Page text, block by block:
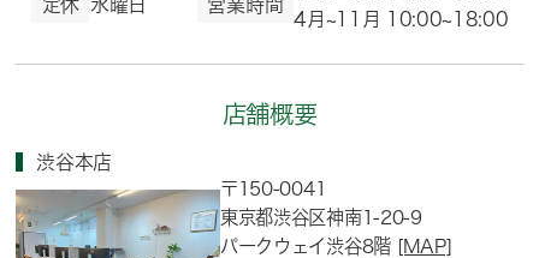
定休 水曜日 営業時間
4月~11月 10:00~18:00
店舗概要
渋谷本店
〒150-0041
東京都渋谷区神南1-20-9
パークウェイ渋谷8階 [MAP]